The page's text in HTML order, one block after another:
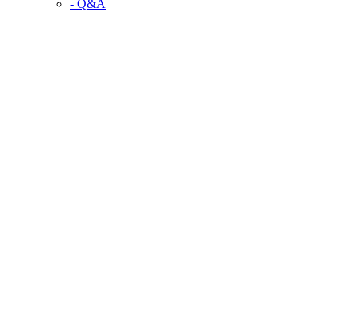
- Q&A